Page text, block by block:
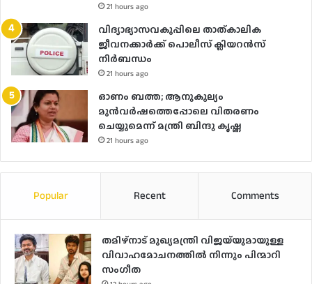
21 hours ago
വിദ്യാഭ്യാസവകുപ്പിലെ താത്കാലിക
ജീവനക്കാർക്ക് പൊലീസ് ക്ലിയറൻസ്
നിർബന്ധം
21 hours ago
ഓണം ബത്ത; ആനുകൂല്യം
മുൻവർഷത്തെപ്പോലെ വിതരണം
ചെയ്യുമെന്ന് മന്ത്രി ബിന്ദു കൃഷ്ണ
21 hours ago
Popular Recent Comments
തമിഴ്നാട് മുഖ്യമന്ത്രി വിജയ്‌യുമായുള്ള
വിവാഹമോചനത്തിൽ നിന്നും പിന്മാറി
സം​ഗീത